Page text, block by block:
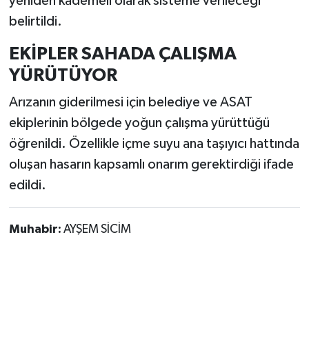
belirtildi.
EKİPLER SAHADA ÇALIŞMA
YÜRÜTÜYOR
Arızanın giderilmesi için belediye ve ASAT
ekiplerinin bölgede yoğun çalışma yürüttüğü
öğrenildi. Özellikle içme suyu ana taşıyıcı hattında
oluşan hasarın kapsamlı onarım gerektirdiği ifade
edildi.
Muhabir: AYŞEM SİCİM